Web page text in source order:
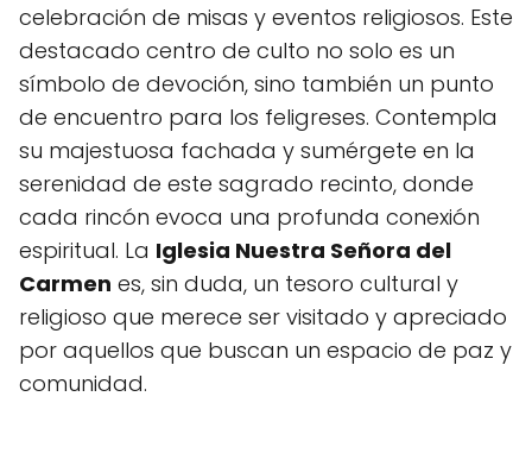
celebración de misas y eventos religiosos. Este
destacado centro de culto no solo es un
símbolo de devoción, sino también un punto
de encuentro para los feligreses. Contempla
su majestuosa fachada y sumérgete en la
serenidad de este sagrado recinto, donde
cada rincón evoca una profunda conexión
espiritual. La Iglesia Nuestra Señora del
Carmen es, sin duda, un tesoro cultural y
religioso que merece ser visitado y apreciado
por aquellos que buscan un espacio de paz y
comunidad.